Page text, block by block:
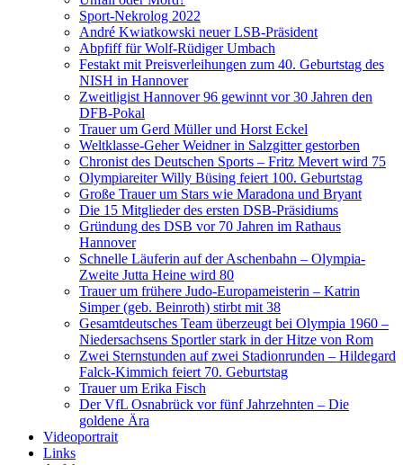
Sport-Nekrolog 2022
André Kwiatkowski neuer LSB-Präsident
Abpfiff für Wolf-Rüdiger Umbach
Festakt mit Preisverleihungen zum 40. Geburtstag des
NISH in Hannover
Zweitligist Hannover 96 gewinnt vor 30 Jahren den
DFB-Pokal
Trauer um Gerd Müller und Horst Eckel
Weltklasse-Geher Weidner in Salzgitter gestorben
Chronist des Deutschen Sports – Fritz Mevert wird 75
Olympiareiter Willy Büsing feiert 100. Geburtstag
Große Trauer um Stars wie Maradona und Bryant
Die 15 Mitglieder des ersten DSB-Präsidiums
Gründung des DSB vor 70 Jahren im Rathaus
Hannover
Schnelle Läuferin auf der Aschenbahn – Olympia-
Zweite Jutta Heine wird 80
Trauer um frühere Judo-Europameisterin – Katrin
Simper (geb. Beinroth) stirbt mit 38
Gesamtdeutsches Team überzeugt bei Olympia 1960 –
Niedersachsens Sportler stark in der Hitze von Rom
Zwei Sternstunden auf zwei Stadionrunden – Hildegard
Falck-Kimmich feiert 70. Geburtstag
Trauer um Erika Fisch
Der VfL Osnabrück vor fünf Jahrzehnten – Die
goldene Ära
Videoportrait
Links